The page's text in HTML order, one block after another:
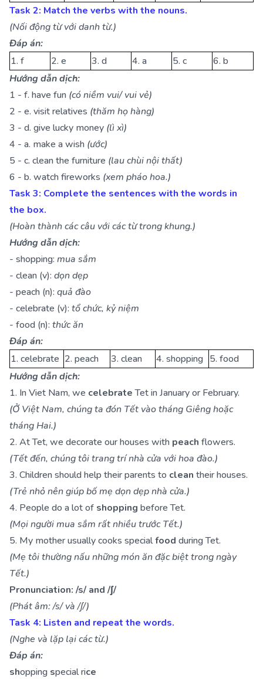
Task 2: Match the verbs with the nouns.
(Nối động từ với danh từ.)
Đáp án:
1. f
2. e 3. d 4. a 5. c
6. b
Hướng dẫn dịch:
1 - f. have fun (có niềm vui/ vui vẻ)
2 - e. visit relatives (thăm họ hàng)
3 - d. give lucky money (lì xì)
4 - a. make a wish (ước)
5 - c. clean the furniture (lau chùi nội thất)
6 - b. watch fireworks (xem pháo hoa.)
Task 3: Complete the sentences with the words in
the box.
(Hoàn thành các câu với các từ trong khung.)
Hướng dẫn dịch:
- shopping: mua sắm
- clean (v): dọn dẹp
- peach (n): quả đào
- celebrate (v): tổ chức, kỷ niệm
- food (n): thức ăn
Đáp án:
1. celebrate 2. peach 3. clean 4. shopping 5. food
Hướng dẫn dịch:
1. In Viet Nam, we celebrateTet in January or February.
(Ở Việt Nam, chúng ta đón Tết vào tháng Giêng hoặc
tháng Hai.)
2. At Tet, we decorate our houses with peach flowers.
(Tết đến, chúng tôi trang trí nhà cửa với hoa đào.)
3. Children should help their parents to clean their houses.
(Trẻ nhỏ nên giúp bố mẹ dọn dẹp nhà cửa.)
4. People do a lot of shopping before Tet.
(Mọi người mua sắm rất nhiều trước Tết.)
5. My mother usually cooks specialfood during Tet.
(Mẹ tôi thường nấu những món ăn đặc biệt trong ngày
Tết.)
Pronunciation: /s/ and /ʃ/
(Phát âm: /s/ và /ʃ/)
Task 4: Listen and repeat the words.
(Nghe và lặp lại các từ.)
Đáp án:
shopping special rice